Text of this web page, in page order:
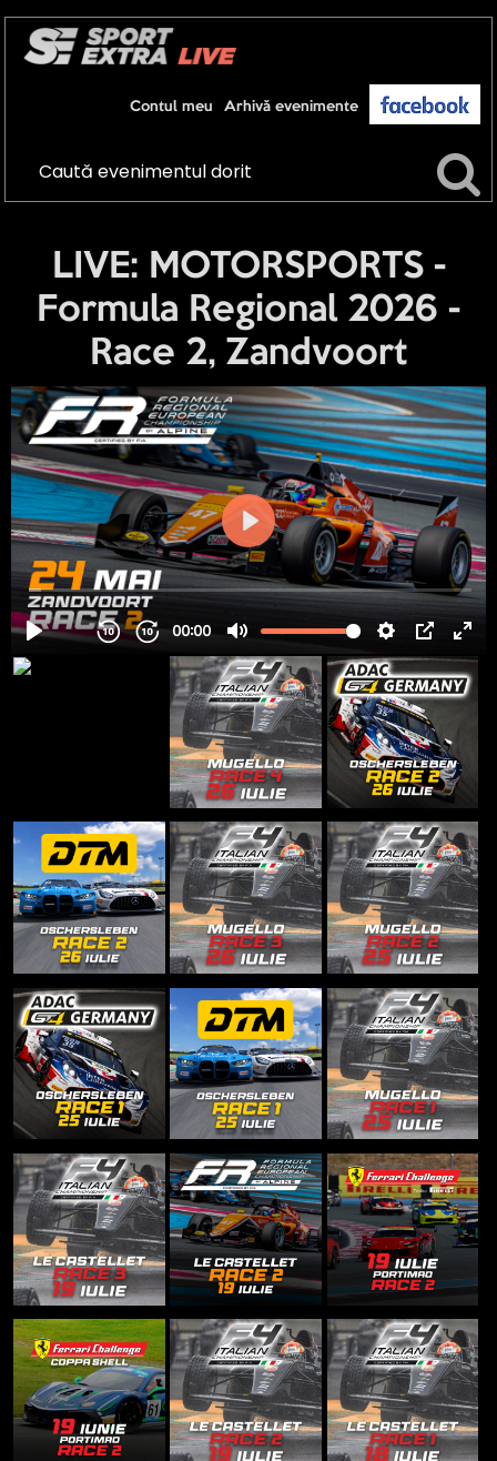
Arhivă evenimente
Contul meu
LIVE: MOTORSPORTS -
Formula Regional 2026 -
Race 2, Zandvoort